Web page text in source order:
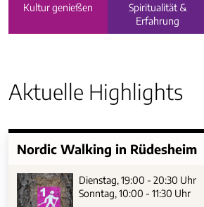
Kultur genießen
Spiritualität &
Erfahrung
Aktuelle Highlights
Nordic Walking in Rüdesheim
Dienstag, 19:00 - 20:30 Uhr
Sonntag, 10:00 - 11:30 Uhr